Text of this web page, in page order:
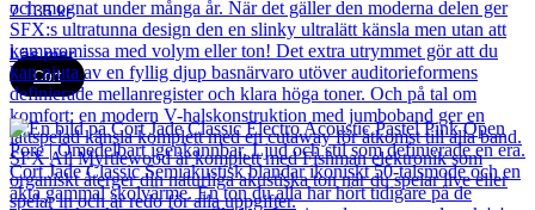
7 135kr
Läs mer
Cort